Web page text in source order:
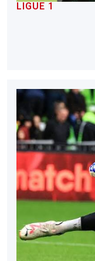
LIGUE 1